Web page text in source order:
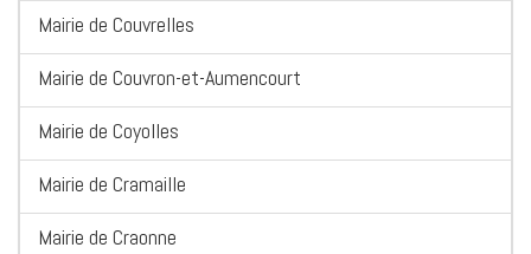
Mairie de Couvrelles
Mairie de Couvron-et-Aumencourt
Mairie de Coyolles
Mairie de Cramaille
Mairie de Craonne